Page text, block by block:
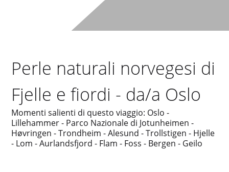
Perle naturali norvegesi di
Fjelle e fiordi - da/a Oslo
Momenti salienti di questo viaggio: Oslo -
Lillehammer - Parco Nazionale di Jotunheimen -
Høvringen - Trondheim - Alesund - Trollstigen - Hjelle
- Lom - Aurlandsfjord - Flam - Foss - Bergen - Geilo